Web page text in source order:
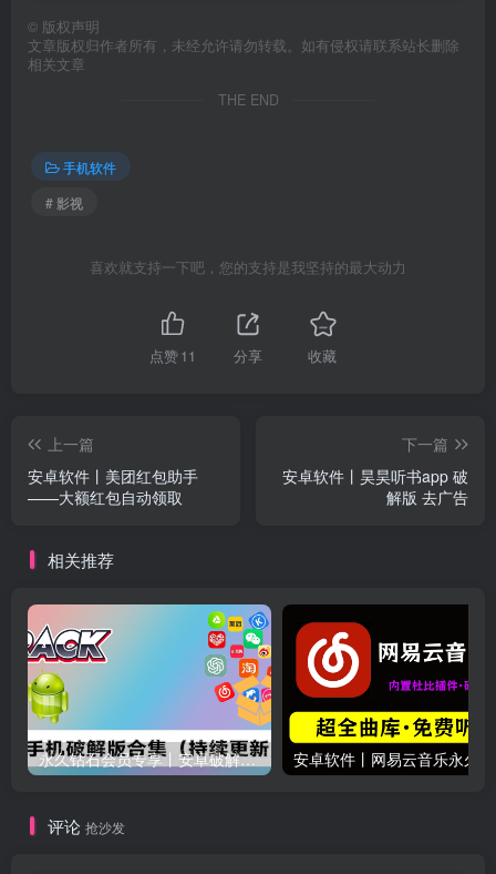
© 版权声明
文章版权归作者所有，未经允许请勿转载。如有侵权请联系站长删除
相关文章
THE END
手机软件
# 影视
喜欢就支持一下吧，您的支持是我坚持的最大动力
点赞11 分享 收藏
上一篇
安卓软件丨美团红包助手
——大额红包自动领取
下一篇
安卓软件丨昊昊听书app 破
解版 去广告
相关推荐
永久钻石会员专享丨安卓破解软件合集(更新至2025.4.11）
评论 抢沙发